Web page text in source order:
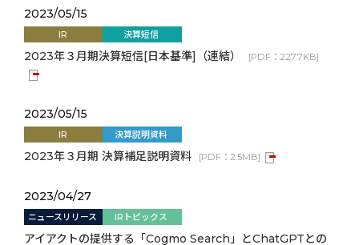
2023/05/15
IR 決算短信
2023年３月期決算短信[日本基準]（連結） [PDF： 227.7KB]
2023/05/15
IR 決算説明資料
2023年３月期 決算補足説明資料 [PDF： 2.5MB]
2023/04/27
ニュースリリース IRトピックス
アイアクトの提供する「Cogmo Search」とChatGPTとの